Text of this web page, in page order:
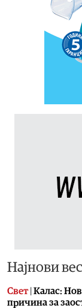
Најнови
Свет| Калас:
причина за